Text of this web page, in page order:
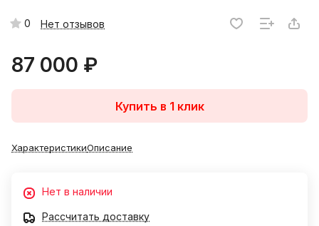
0 Нет отзывов
87 000 ₽
Купить в 1 клик
ХарактеристикиОписание
Нет в наличии
Рассчитать доставку